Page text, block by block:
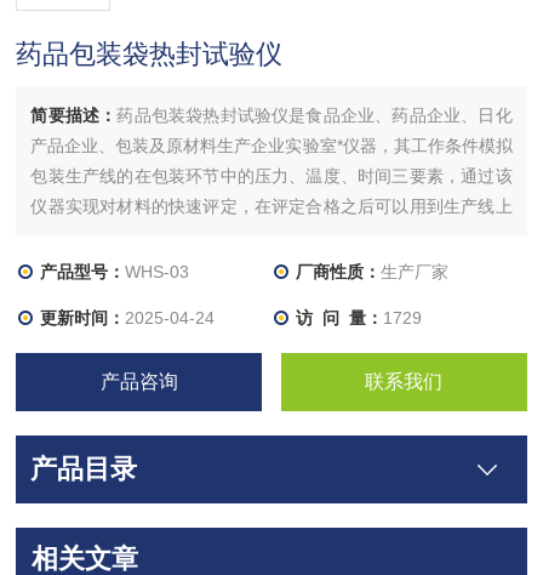
药品包装袋热封试验仪
简要描述：药品包装袋热封试验仪是食品企业、药品企业、日化
产品企业、包装及原材料生产企业实验室*仪器，其工作条件模拟
包装生产线的在包装环节中的压力、温度、时间三要素，通过该
仪器实现对材料的快速评定，在评定合格之后可以用到生产线上
行热封试验，从而方便、快捷地找出材料的*佳热封工艺参数，以
产品型号：WHS-03 厂商性质： 生产厂家
更新时间： 2025-04-24 访 问 量： 1729
产品咨询 联系我们
产品目录
相关文章